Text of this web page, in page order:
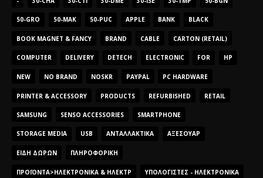
50-GRO 50-MAK 50-PUC APPLE BANK BLACK
BOOK MAGNET & FANCY BRAND CABLE CARTON (RETAIL)
COMPUTER DELIVERY DETECH ELECTRONIC FOR HP
NEW NO BRAND NOSKR PAYPAL PC HARDWARE
PRINTER & ACCESSORY PRODUCTS REFURBISHED RETAIL
SAMSUNG SENSO ACCESSORIES SMARTPHONE
STORAGE MEDIA USB ΑΝΤΑΛΛΑΚΤΙΚΆ ΑΞΕΣΟΥΆΡ
ΕΊΔΗ ΔΏΡΩΝ ΠΛΗΡΟΦΟΡΙΚΉ
ΠΡΟΪΌΝΤΑ>ΗΛΕΚΤΡΟΝΙΚΆ & ΗΛΕΚΤΡ ΥΠΟΛΟΓΙΣΤΈΣ - ΗΛΕΚΤΡΟΝΙΚΆ